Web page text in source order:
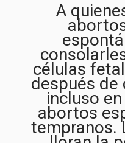
A
células
después de
incluso
abortos
tempranos.